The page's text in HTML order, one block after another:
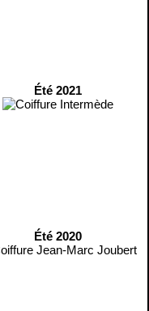
Été 2021
Été 2020